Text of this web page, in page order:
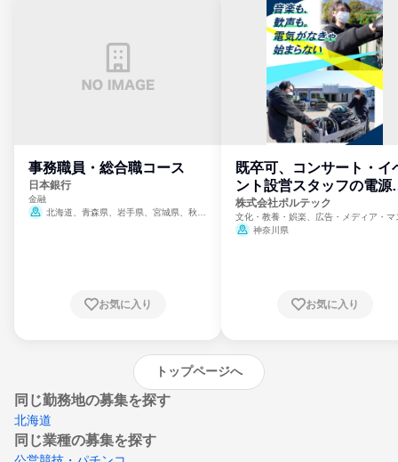
事務職員・総合職コース
日本銀行
金融
北海道、青森県、岩手県、宮城県、秋田
崎県、熊本県、大分県、宮崎県、鹿児島県、
お気に入り
既卒可、コンサート・イ
ント設営スタッフの電源
門
株式会社ボルテック
文化・教養・娯楽、広告・メディア・マ
ミ、電力・ガス・水道・エネルギー
神奈川県
お気に入り
トップページへ
同じ勤務地の募集を探す
北海道
同じ業種の募集を探す